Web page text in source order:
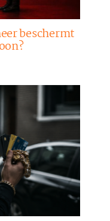
beschermt